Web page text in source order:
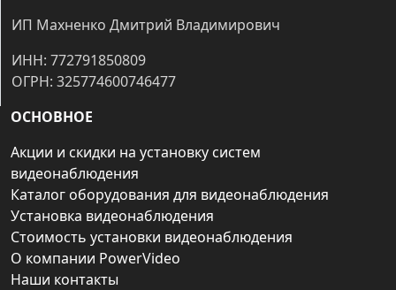
ИП Махненко Дмитрий Владимирович
ИНН: 772791850809
ОГРН: 325774600746477
ОСНОВНОЕ
Акции и скидки на установку систем
видеонаблюдения
Каталог оборудования для видеонаблюдения
Установка видеонаблюдения
Стоимость установки видеонаблюдения
О компании PowerVideo
Наши контакты